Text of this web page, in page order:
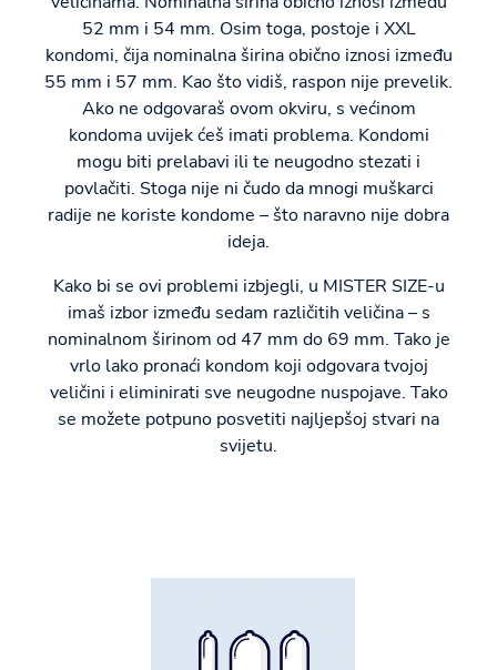
52 mm i 54 mm. Osim toga, postoje i XXL
kondomi, čija nominalna širina obično iznosi između
55 mm i 57 mm. Kao što vidiš, raspon nije prevelik.
Ako ne odgovaraš ovom okviru, s većinom
kondoma uvijek ćeš imati problema. Kondomi
mogu biti prelabavi ili te neugodno stezati i
povlačiti. Stoga nije ni čudo da mnogi muškarci
radije ne koriste kondome – što naravno nije dobra
ideja.
Kako bi se ovi problemi izbjegli, u MISTER SIZE-u
imaš izbor između sedam različitih veličina – s
nominalnom širinom od 47 mm do 69 mm. Tako je
vrlo lako pronaći kondom koji odgovara tvojoj
veličini i eliminirati sve neugodne nuspojave. Tako
se možete potpuno posvetiti najljepšoj stvari na
svijetu.